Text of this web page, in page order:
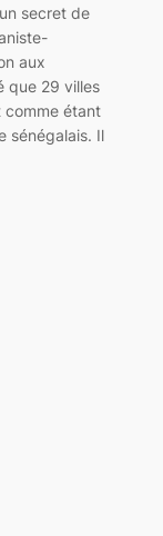
secret de
aux
que 29 villes
étant
sénégalais. Il